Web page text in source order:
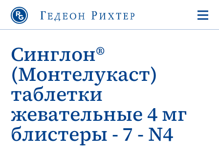
Синглон®
(Монтелукаст)
таблетки
жевательные 4 мг
блистеры - 7 - N4